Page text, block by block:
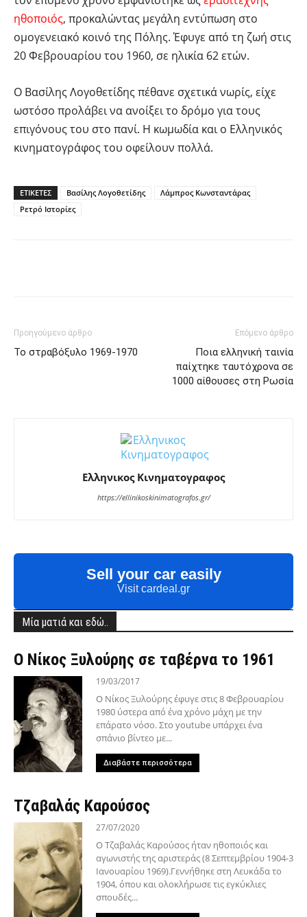
ηθοποιός, προκαλώντας μεγάλη εντύπωση στο
ομογενειακό κοινό της Πόλης. Έφυγε από τη ζωή στις
20 Φεβρουαρίου του 1960, σε ηλικία 62 ετών.
Ο Βασίλης Λογοθετίδης πέθανε σχετικά νωρίς, είχε
ωστόσο προλάβει να ανοίξει το δρόμο για τους
επιγόνους του στο πανί. Η κωμωδία και ο Ελληνικός
κινηματογράφος του οφείλουν πολλά.
ΕΤΙΚΕΤΕΣ Βασίλης Λογοθετίδης
Λάμπρος Κωνσταντάρας
Ρετρό Ιστορίες
Προηγούμενο άρθρο
Το στραβόξυλο 1969-1970
Επόμενο άρθρο
Ποια ελληνική ταινία
παίχτηκε ταυτόχρονα σε
1000 αίθουσες στη Ρωσία
Ελληνικος Κινηματογραφος
https://ellinikoskinimatografos.gr/
Sell your car easily
Visit cardeal.gr
Μία ματιά και εδώ..
Ο Νίκος Ξυλούρης σε ταβέρνα το 1961
19/03/2017
Ο Νίκος Ξυλούρης έφυγε στις 8 Φεβρουαρίου
1980 ύστερα από ένα χρόνο μάχη με την
επάρατο νόσο. Στο youtube υπάρχει ένα
σπάνιο βίντεο με...
Διαβάστε περισσότερα
Τζαβαλάς Καρούσος
27/07/2020
Ο Τζαβαλάς Καρούσος ήταν ηθοποιός και
αγωνιστής της αριστεράς (8 Σεπτεμβρίου 1904-3
Ιανουαρίου 1969).Γεννήθηκε στη Λευκάδα το
1904, όπου και ολοκλήρωσε τις εγκύκλιες
σπουδές...